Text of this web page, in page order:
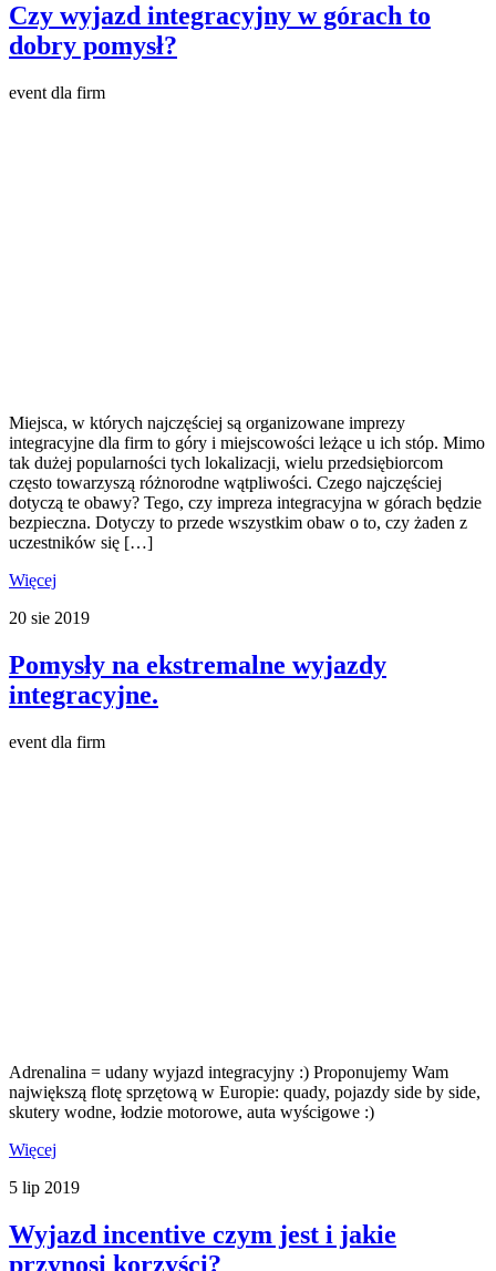
Czy wyjazd integracyjny w górach to
dobry pomysł?
event dla firm
Miejsca, w których najczęściej są organizowane imprezy
integracyjne dla firm to góry i miejscowości leżące u ich stóp. Mimo
tak dużej popularności tych lokalizacji, wielu przedsiębiorcom
często towarzyszą różnorodne wątpliwości. Czego najczęściej
dotyczą te obawy? Tego, czy impreza integracyjna w górach będzie
bezpieczna. Dotyczy to przede wszystkim obaw o to, czy żaden z
uczestników się […]
Więcej
20 sie 2019
Pomysły na ekstremalne wyjazdy
integracyjne.
event dla firm
Adrenalina = udany wyjazd integracyjny :) Proponujemy Wam
największą flotę sprzętową w Europie: quady, pojazdy side by side,
skutery wodne, łodzie motorowe, auta wyścigowe :)
Więcej
5 lip 2019
Wyjazd incentive czym jest i jakie
przynosi korzyści?